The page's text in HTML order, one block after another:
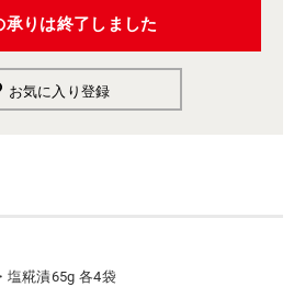
承りは終了しました
お気に入り登録
塩糀漬65g 各4袋